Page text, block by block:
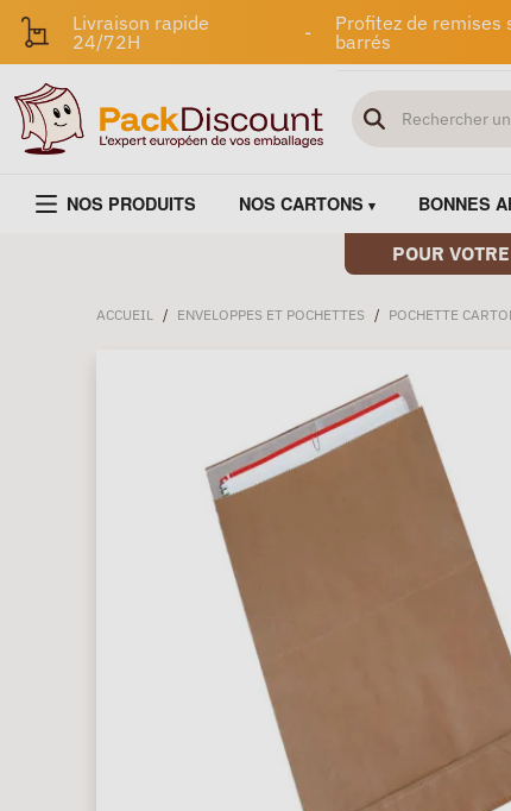
Livraison rapide
24/72H
-
Profitez de remises
barrés
NOS PRODUITS NOS CARTONS BONNES
POUR
ACCUEIL / ENVELOPPES ET POCHETTES / POCHETTE